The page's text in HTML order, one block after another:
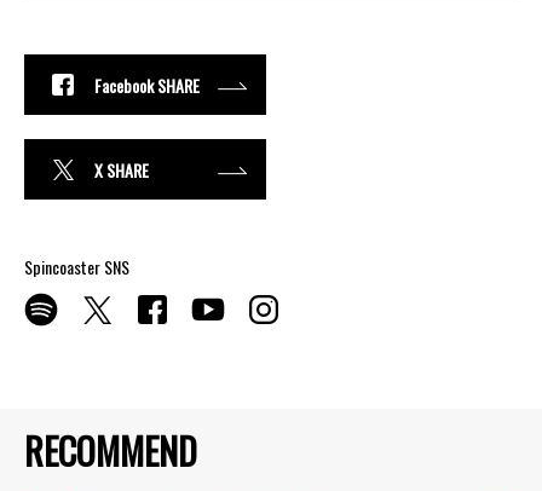
RECOMMEND
Facebook SHARE
X SHARE
Spincoaster SNS